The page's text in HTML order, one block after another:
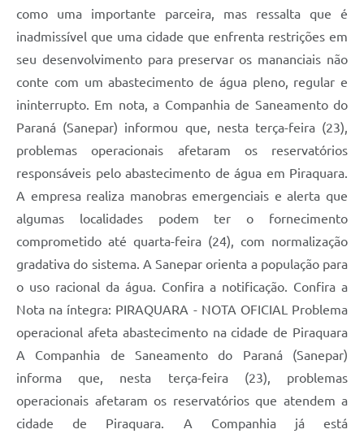
como uma importante parceira, mas ressalta que é
inadmissível que uma cidade que enfrenta restrições em
seu desenvolvimento para preservar os mananciais não
conte com um abastecimento de água pleno, regular e
ininterrupto. Em nota, a Companhia de Saneamento do
Paraná (Sanepar) informou que, nesta terça-feira (23),
problemas operacionais afetaram os reservatórios
responsáveis pelo abastecimento de água em Piraquara.
A empresa realiza manobras emergenciais e alerta que
algumas localidades podem ter o fornecimento
comprometido até quarta-feira (24), com normalização
gradativa do sistema. A Sanepar orienta a população para
o uso racional da água. Confira a notificação. Confira a
Nota na íntegra: PIRAQUARA - NOTA OFICIAL Problema
operacional afeta abastecimento na cidade de Piraquara
A Companhia de Saneamento do Paraná (Sanepar)
informa que, nesta terça-feira (23), problemas
operacionais afetaram os reservatórios que atendem a
cidade de Piraquara. A Companhia já está